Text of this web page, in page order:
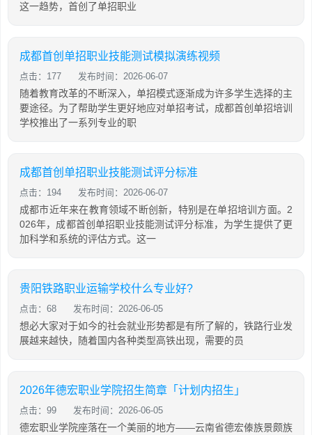
这一趋势，首创了单招职业
成都首创单招职业技能测试模拟演练视频
点击：177 发布时间：2026-06-07
随着教育改革的不断深入，单招模式逐渐成为许多学生选择的主
要途径。为了帮助学生更好地应对单招考试，成都首创单招培训
学校推出了一系列专业的职
成都首创单招职业技能测试评分标准
点击：194 发布时间：2026-06-07
成都市近年来在教育领域不断创新，特别是在单招培训方面。2
026年，成都首创单招职业技能测试评分标准，为学生提供了更
加科学和系统的评估方式。这一
贵阳铁路职业运输学校什么专业好?
点击：68 发布时间：2026-06-05
想必大家对于如今的社会就业形势都是有所了解的，铁路行业发
展越来越快，随着国内各种类型高铁出现，需要的员
2026年德宏职业学院招生简章「计划内招生」
点击：99 发布时间：2026-06-05
德宏职业学院座落在一个美丽的地方——云南省德宏傣族景颇族